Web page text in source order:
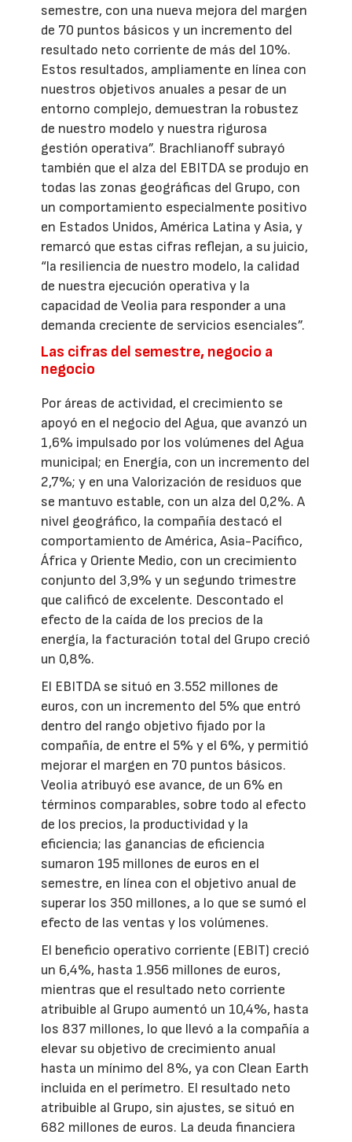
semestre, con una nueva mejora del margen
de 70 puntos básicos y un incremento del
resultado neto corriente de más del 10%.
Estos resultados, ampliamente en línea con
nuestros objetivos anuales a pesar de un
entorno complejo, demuestran la robustez
de nuestro modelo y nuestra rigurosa
gestión operativa”. Brachlianoff subrayó
también que el alza del EBITDA se produjo en
todas las zonas geográficas del Grupo, con
un comportamiento especialmente positivo
en Estados Unidos, América Latina y Asia, y
remarcó que estas cifras reflejan, a su juicio,
“la resiliencia de nuestro modelo, la calidad
de nuestra ejecución operativa y la
capacidad de Veolia para responder a una
demanda creciente de servicios esenciales”.
Las cifras del semestre, negocio a
negocio
Por áreas de actividad, el crecimiento se
apoyó en el negocio del Agua, que avanzó un
1,6% impulsado por los volúmenes del Agua
municipal; en Energía, con un incremento del
2,7%; y en una Valorización de residuos que
se mantuvo estable, con un alza del 0,2%. A
nivel geográfico, la compañía destacó el
comportamiento de América, Asia-Pacífico,
África y Oriente Medio, con un crecimiento
conjunto del 3,9% y un segundo trimestre
que calificó de excelente. Descontado el
efecto de la caída de los precios de la
energía, la facturación total del Grupo creció
un 0,8%.
El EBITDA se situó en 3.552 millones de
euros, con un incremento del 5% que entró
dentro del rango objetivo fijado por la
compañía, de entre el 5% y el 6%, y permitió
mejorar el margen en 70 puntos básicos.
Veolia atribuyó ese avance, de un 6% en
términos comparables, sobre todo al efecto
de los precios, la productividad y la
eficiencia; las ganancias de eficiencia
sumaron 195 millones de euros en el
semestre, en línea con el objetivo anual de
superar los 350 millones, a lo que se sumó el
efecto de las ventas y los volúmenes.
El beneficio operativo corriente (EBIT) creció
un 6,4%, hasta 1.956 millones de euros,
mientras que el resultado neto corriente
atribuible al Grupo aumentó un 10,4%, hasta
los 837 millones, lo que llevó a la compañía a
elevar su objetivo de crecimiento anual
hasta un mínimo del 8%, ya con Clean Earth
incluida en el perímetro. El resultado neto
atribuible al Grupo, sin ajustes, se situó en
682 millones de euros. La deuda financiera